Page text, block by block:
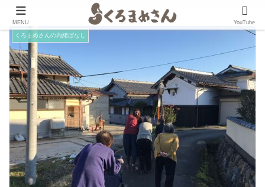
くろまめさんの内緒ばなし
MENU YouTube